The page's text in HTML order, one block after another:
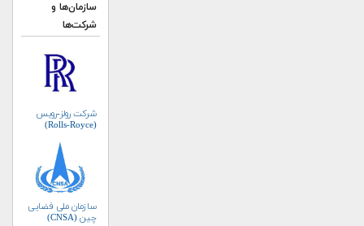
سازمان‌ها و
شرکت‌ها
شرکت رولز-رویس
(Rolls-Royce)
سازمان ملی فضایی
چین (CNSA)